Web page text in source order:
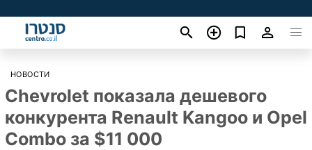
НОВОСТИ
Chevrolet показала дешевого
конкурента Renault Kangoo и Opel
Combo за $11 000